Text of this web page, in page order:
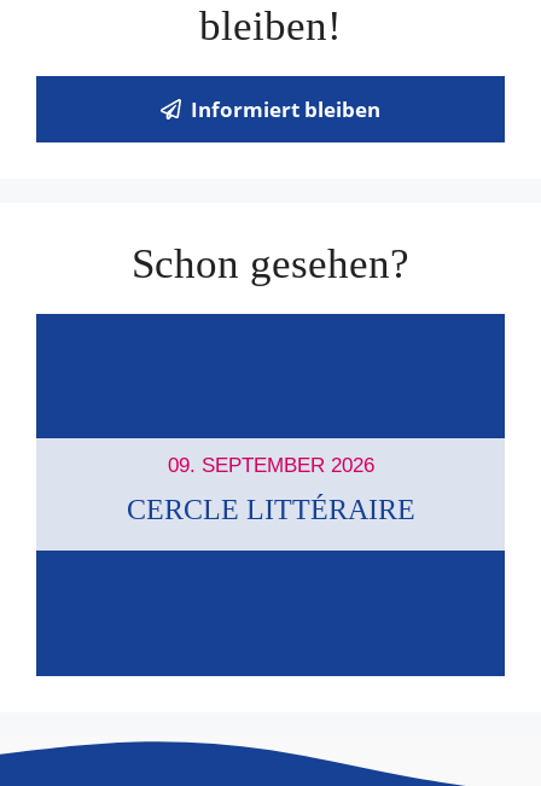
bleiben!
Informiert bleiben
Schon gesehen?
09. SEPTEMBER 2026
CERCLE LITTÉRAIRE